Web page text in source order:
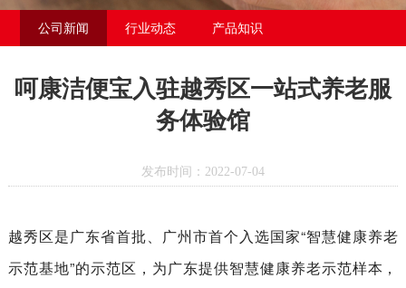
公司新闻 行业动态 产品知识
呵康洁便宝入驻越秀区一站式养老服
务体验馆
发布时间：2022-07-04
越秀区是广东省首批、广州市首个入选国家“智慧健康养老
示范基地”的示范区，为广东提供智慧健康养老示范样本，